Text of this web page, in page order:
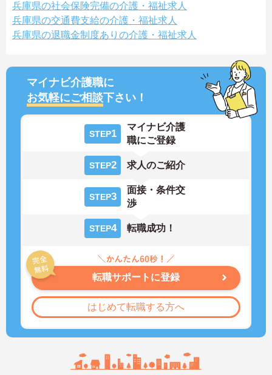
兵庫県の社会保険完備の介護・福祉求人
兵庫県の交通費支給の介護・福祉求人
兵庫県の退職金制度ありの介護・福祉求人
マイナビ介護職に
お気軽にご相談下さい！
STEP1
マイナビ介護
職にご登録
STEP2 求人のご紹介
STEP3
面接・条件交
渉
STEP4 転職成功！
転職サポートに登録
はじめて転職する方へ